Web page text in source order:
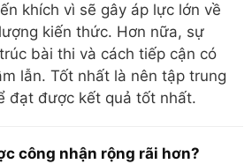
khích vì sẽ gây áp lực lớn về
kiến thức. Hơn nữa, sự
bài thi và cách tiếp cận có
lẫn. Tốt nhất là nên tập trung
đạt được kết quả tốt nhất.
công nhận rộng rãi hơn?